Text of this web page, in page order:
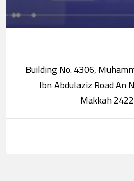
Building No. 4306,
Ibn Abdulaziz Road An
Makkah